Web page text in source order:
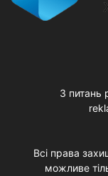
З питань
Всі права
можливе